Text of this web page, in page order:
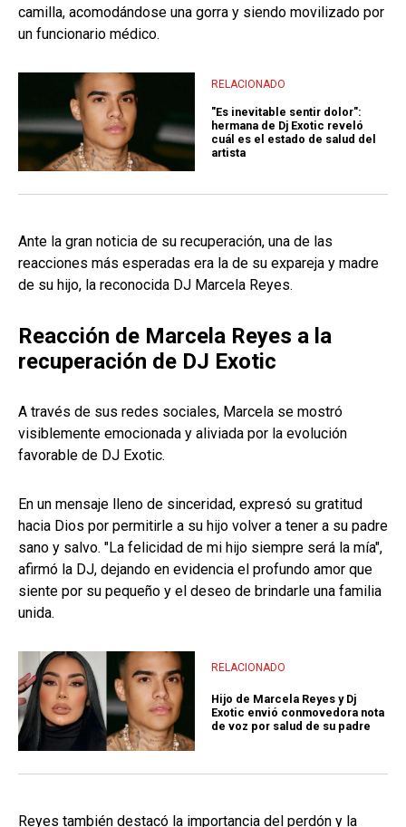
camilla, acomodándose una gorra y siendo movilizado por
un funcionario médico.
RELACIONADO
"Es inevitable sentir dolor":
hermana de Dj Exotic reveló
cuál es el estado de salud del
artista
Ante la gran noticia de su recuperación, una de las
reacciones más esperadas era la de su expareja y madre
de su hijo, la reconocida DJ Marcela Reyes.
Reacción de Marcela Reyes a la
recuperación de DJ Exotic
A través de sus redes sociales, Marcela se mostró
visiblemente emocionada y aliviada por la evolución
favorable de DJ Exotic.
En un mensaje lleno de sinceridad, expresó su gratitud
hacia Dios por permitirle a su hijo volver a tener a su padre
sano y salvo. "La felicidad de mi hijo siempre será la mía",
afirmó la DJ, dejando en evidencia el profundo amor que
siente por su pequeño y el deseo de brindarle una familia
unida.
RELACIONADO
Hijo de Marcela Reyes y Dj
Exotic envió conmovedora nota
de voz por salud de su padre
Reyes también destacó la importancia del perdón y la